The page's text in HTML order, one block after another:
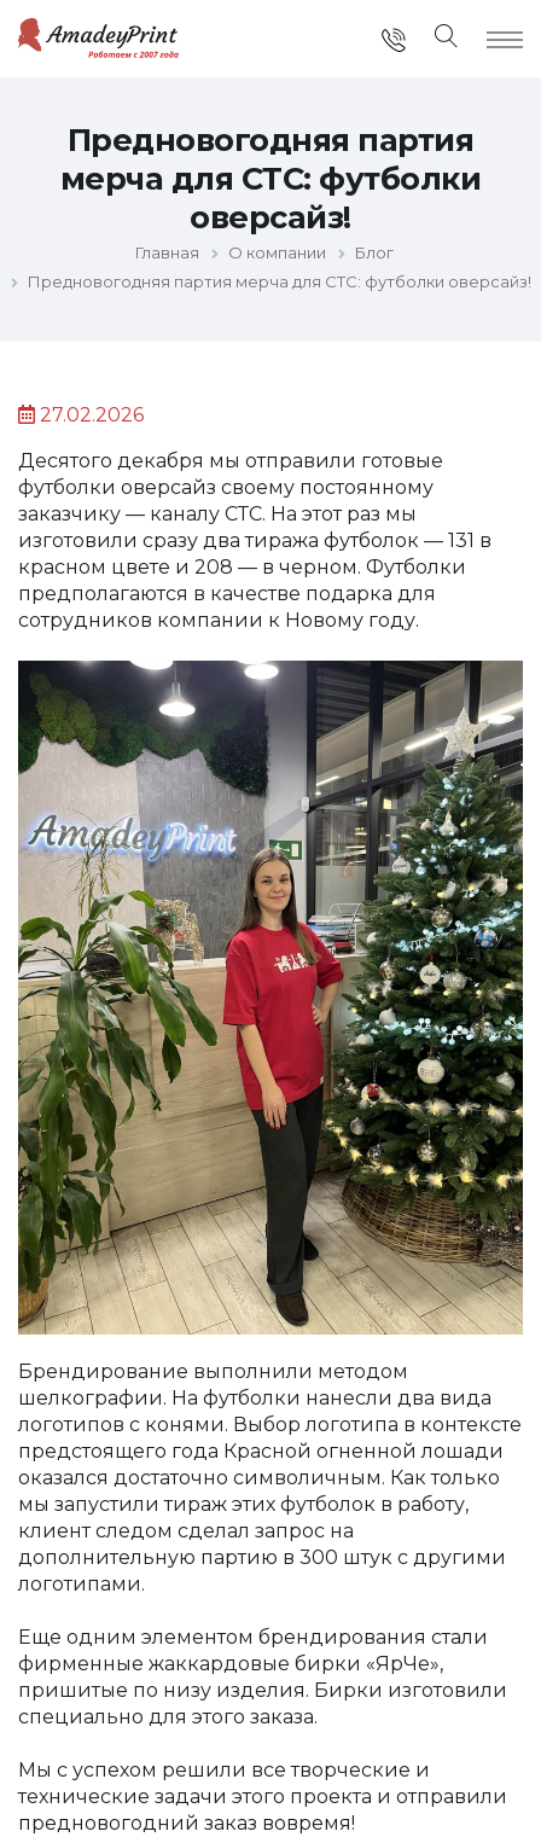
Предновогодняя партия
мерча для СТС: футболки
оверсайз!
Главная О компании
Блог
Предновогодняя партия мерча для СТС: футболки оверсайз!
27.02.2026
Десятого декабря мы отправили готовые
футболки оверсайз своему постоянному
заказчику — каналу СТС. На этот раз мы
изготовили сразу два тиража футболок — 131 в
красном цвете и 208 — в черном. Футболки
предполагаются в качестве подарка для
сотрудников компании к Новому году.
Брендирование выполнили методом
шелкографии. На футболки нанесли два вида
логотипов с конями. Выбор логотипа в контексте
предстоящего года Красной огненной лошади
оказался достаточно символичным. Как только
мы запустили тираж этих футболок в работу,
клиент следом сделал запрос на
дополнительную партию в 300 штук с другими
логотипами.
Еще одним элементом брендирования стали
фирменные жаккардовые бирки «ЯрЧе»,
пришитые по низу изделия. Бирки изготовили
специально для этого заказа.
Мы с успехом решили все творческие и
технические задачи этого проекта и отправили
предновогодний заказ вовремя!